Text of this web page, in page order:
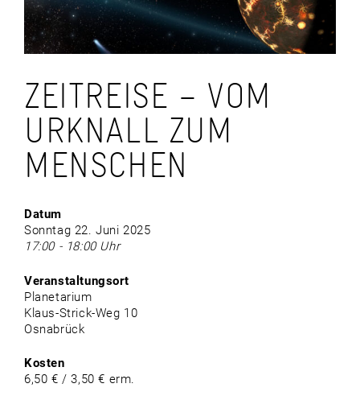
ZEITREISE – VOM
URKNALL ZUM
MENSCHEN
Datum
Sonntag 22. Juni 2025
17:00 - 18:00 Uhr
Veranstaltungsort
Planetarium
Klaus-Strick-Weg 10
Osnabrück
Kosten
6,50 € / 3,50 € erm.